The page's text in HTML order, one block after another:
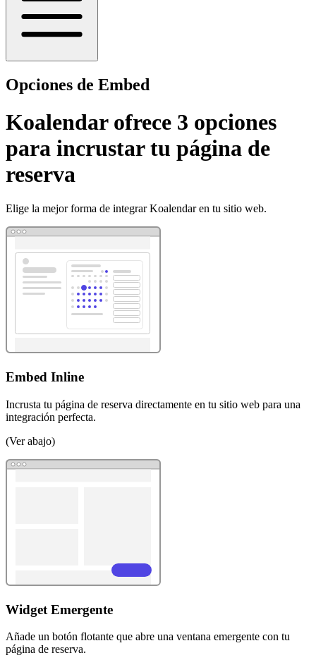
Opciones de Embed
Koalendar ofrece 3 opciones
para incrustar tu página de
reserva
Elige la mejor forma de integrar Koalendar en tu sitio web.
Embed Inline
Incrusta tu página de reserva directamente en tu sitio web para una
integración perfecta.
(Ver abajo)
Widget Emergente
Añade un botón flotante que abre una ventana emergente con tu
página de reserva.